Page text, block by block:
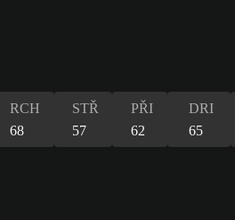
RCH
68
STŘ
57
PŘI
62
DRI
65